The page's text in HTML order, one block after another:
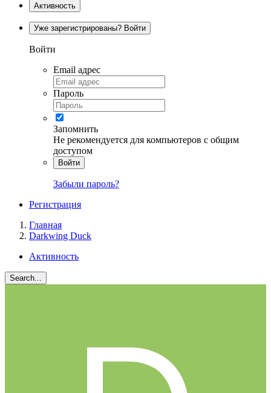
Активность
Уже зарегистрированы? Войти
Войти
Email адрес
Пароль
Запомнить
Не рекомендуется для компьютеров с общим
доступом
Войти
Забыли пароль?
Регистрация
Главная
Darkwing Duck
Активность
Search...